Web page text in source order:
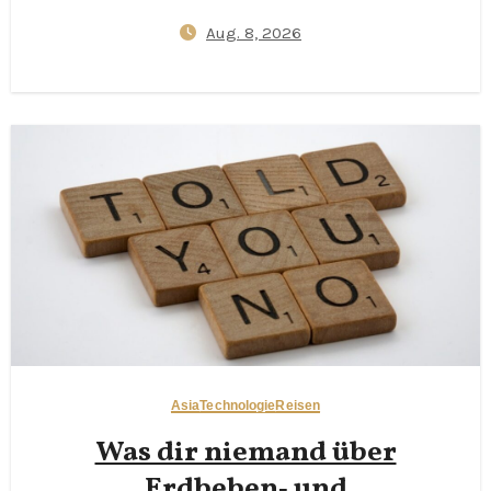
Aug. 8, 2026
AsiaTechnologieReisen
Was dir niemand über